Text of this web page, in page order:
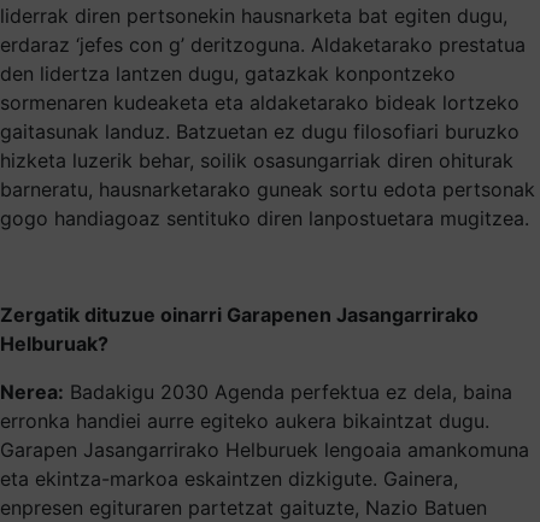
liderrak diren pertsonekin hausnarketa bat egiten dugu,
erdaraz ‘jefes con g’ deritzoguna. Aldaketarako prestatua
den lidertza lantzen dugu, gatazkak konpontzeko
sormenaren kudeaketa eta aldaketarako bideak lortzeko
gaitasunak landuz. Batzuetan ez dugu filosofiari buruzko
hizketa luzerik behar, soilik osasungarriak diren ohiturak
barneratu, hausnarketarako guneak sortu edota pertsonak
gogo handiagoaz sentituko diren lanpostuetara mugitzea.
Zergatik dituzue oinarri Garapenen Jasangarrirako
Helburuak?
Nerea: Badakigu 2030 Agenda perfektua ez dela, baina
erronka handiei aurre egiteko aukera bikaintzat dugu.
Garapen Jasangarrirako Helburuek lengoaia amankomuna
eta ekintza-markoa eskaintzen dizkigute. Gainera,
enpresen egituraren partetzat gaituzte, Nazio Batuen